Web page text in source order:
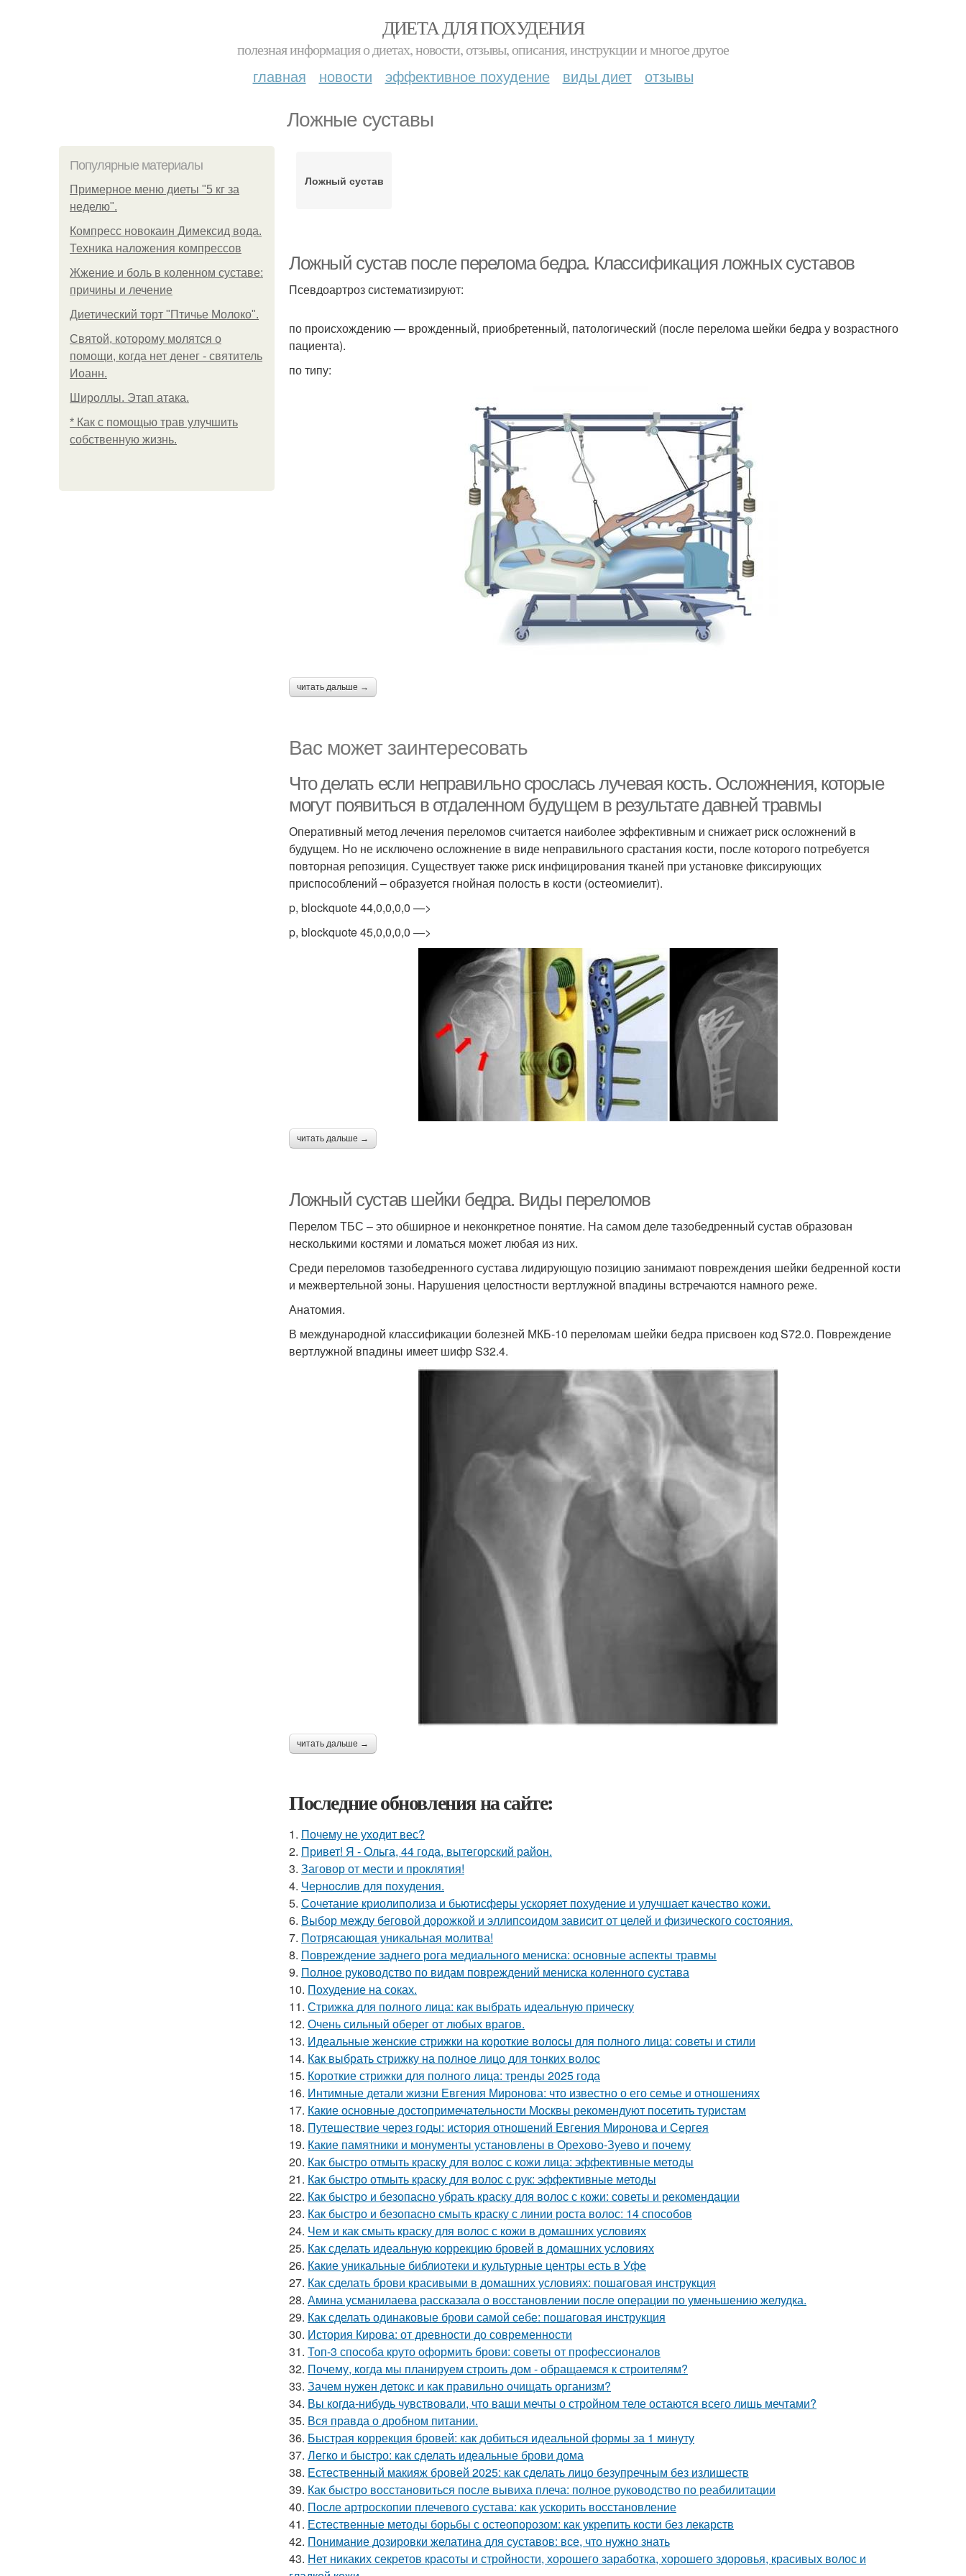
ДИЕТА ДЛЯ ПОХУДЕНИЯ
полезная информация о диетах, новости, отзывы, описания, инструкции и многое другое
главная новости эффективное похудение виды диет отзывы
Ложные суставы
Популярные материалы
Примерное меню диеты "5 кг за
неделю".
Компресс новокаин Димексид вода.
Техника наложения компрессов
Жжение и боль в коленном суставе:
причины и лечение
Диетический торт "Птичье Молоко".
Святой, которому молятся о
помощи, когда нет денег - святитель
Иоанн.
Широллы. Этап атака.
* Как с помощью трав улучшить
собственную жизнь.
Ложный сустав
Ложный сустав после перелома бедра. Классификация ложных суставов
Псевдоартроз систематизируют:
по происхождению — врожденный, приобретенный, патологический (после перелома шейки бедра у возрастного
пациента).
по типу:
читать дальше →
Вас может заинтересовать
Что делать если неправильно срослась лучевая кость. Осложнения, которые
могут появиться в отдаленном будущем в результате давней травмы
Оперативный метод лечения переломов считается наиболее эффективным и снижает риск осложнений в
будущем. Но не исключено осложнение в виде неправильного срастания кости, после которого потребуется
повторная репозиция. Существует также риск инфицирования тканей при установке фиксирующих
приспособлений – образуется гнойная полость в кости (остеомиелит).
p, blockquote 44,0,0,0,0 —>
p, blockquote 45,0,0,0,0 —>
читать дальше →
Ложный сустав шейки бедра. Виды переломов
Перелом ТБС – это обширное и неконкретное понятие. На самом деле тазобедренный сустав образован
несколькими костями и ломаться может любая из них.
Среди переломов тазобедренного сустава лидирующую позицию занимают повреждения шейки бедренной кости
и межвертельной зоны. Нарушения целостности вертлужной впадины встречаются намного реже.
Анатомия.
В международной классификации болезней МКБ-10 переломам шейки бедра присвоен код S72.0. Повреждение
вертлужной впадины имеет шифр S32.4.
читать дальше →
Последние обновления на сайте:
1. Почему не уходит вес?
2. Привет! Я - Ольга, 44 года, вытегорский район.
3. Заговор от мести и проклятия!
4. Чеpноcлив для похудения.
5. Сочетание криолиполиза и бьютисферы ускоряет похудение и улучшает качество кожи.
6. Выбор между беговой дорожкой и эллипсоидом зависит от целей и физического состояния.
7. Потрясающая уникальная молитва!
8. Повреждение заднего рога медиального мениска: основные аспекты травмы
9. Полное руководство по видам повреждений мениска коленного сустава
10. Похудение на соках.
11. Стрижка для полного лица: как выбрать идеальную прическу
12. Очень сильный оберег от любых врагов.
13. Идеальные женские стрижки на короткие волосы для полного лица: советы и стили
14. Как выбрать стрижку на полное лицо для тонких волос
15. Короткие стрижки для полного лица: тренды 2025 года
16. Интимные детали жизни Евгения Миронова: что известно о его семье и отношениях
17. Какие основные достопримечательности Москвы рекомендуют посетить туристам
18. Путешествие через годы: история отношений Евгения Миронова и Сергея
19. Какие памятники и монументы установлены в Орехово-Зуево и почему
20. Как быстро отмыть краску для волос с кожи лица: эффективные методы
21. Как быстро отмыть краску для волос с рук: эффективные методы
22. Как быстро и безопасно убрать краску для волос с кожи: советы и рекомендации
23. Как быстро и безопасно смыть краску с линии роста волос: 14 способов
24. Чем и как смыть краску для волос с кожи в домашних условиях
25. Как сделать идеальную коррекцию бровей в домашних условиях
26. Какие уникальные библиотеки и культурные центры есть в Уфе
27. Как сделать брови красивыми в домашних условиях: пошаговая инструкция
28. Амина усманилаева рассказала о восстановлении после операции по уменьшению желудка.
29. Как сделать одинаковые брови самой себе: пошаговая инструкция
30. История Кирова: от древности до современности
31. Топ-3 способа круто оформить брови: советы от профессионалов
32. Почему, когда мы планируем строить дом - обращаемся к строителям?
33. Зачем нужен детокс и как правильно очищать организм?
34. Вы когда-нибудь чувствовали, что ваши мечты о стройном теле остаются всего лишь мечтами?
35. Вся правда о дробном питании.
36. Быстрая коррекция бровей: как добиться идеальной формы за 1 минуту
37. Легко и быстро: как сделать идеальные брови дома
38. Естественный макияж бровей 2025: как сделать лицо безупречным без излишеств
39. Как быстро восстановиться после вывиха плеча: полное руководство по реабилитации
40. После артроскопии плечевого сустава: как ускорить восстановление
41. Естественные методы борьбы с остеопорозом: как укрепить кости без лекарств
42. Понимание дозировки желатина для суставов: все, что нужно знать
43. Нет никаких секретов красоты и стройности, хорошего заработка, хорошего здоровья, красивых волос и